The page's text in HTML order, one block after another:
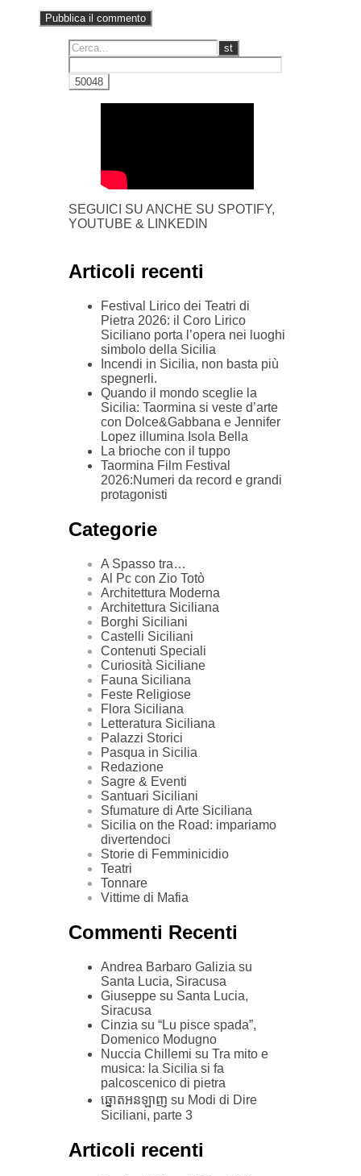
SEGUICI SU ANCHE SU SPOTIFY,
YOUTUBE & LINKEDIN
Articoli recenti
Festival Lirico dei Teatri di
Pietra 2026: il Coro Lirico
Siciliano porta l’opera nei luoghi
simbolo della Sicilia
Incendi in Sicilia, non basta più
spegnerli.
Quando il mondo sceglie la
Sicilia: Taormina si veste d’arte
con Dolce&Gabbana e Jennifer
Lopez illumina Isola Bella
La brioche con il tuppo
Taormina Film Festival
2026:Numeri da record e grandi
protagonisti
Categorie
A Spasso tra…
Al Pc con Zio Totò
Architettura Moderna
Architettura Siciliana
Borghi Siciliani
Castelli Siciliani
Contenuti Speciali
Curiosità Siciliane
Fauna Siciliana
Feste Religiose
Flora Siciliana
Letteratura Siciliana
Palazzi Storici
Pasqua in Sicilia
Redazione
Sagre & Eventi
Santuari Siciliani
Sfumature di Arte Siciliana
Sicilia on the Road: impariamo
divertendoci
Storie di Femminicidio
Teatri
Tonnare
Vittime di Mafia
Commenti Recenti
Andrea Barbaro Galizia su
Santa Lucia, Siracusa
Giuseppe su Santa Lucia,
Siracusa
Cinzia su “Lu pisce spada”,
Domenico Modugno
Nuccia Chillemi su Tra mito e
musica: la Sicilia si fa
palcoscenico di pietra
ឆ្នោតអនឡាញ su Modi di Dire
Siciliani, parte 3
Articoli recenti